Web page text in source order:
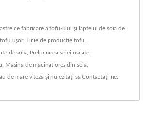
de fabricare a tofu-ului și laptelui de soia de
ușor, Linie de producție tofu
de soia Prelucrarea soiei uscate
Mașină de măcinat orez din soia
de mare viteză și nu ezitați să Contactați-ne